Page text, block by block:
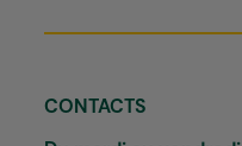
CONTACTS